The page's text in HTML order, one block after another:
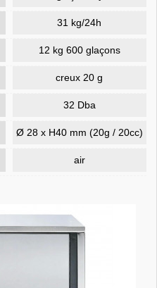
31 kg/24h
12 kg 600 glaçons
creux 20 g
32 Dba
Ø 28 x H40 mm (20g / 20cc)
air